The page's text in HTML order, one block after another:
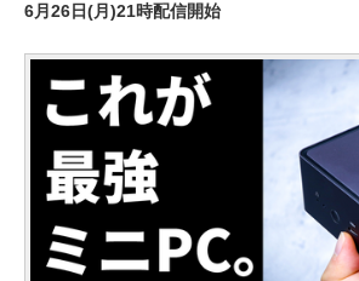
6月26日(月)21時配信開始